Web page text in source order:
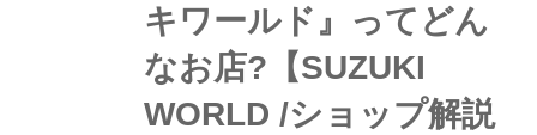
キワールド』ってどん
なお店?【SUZUKI
WORLD /ショップ解説